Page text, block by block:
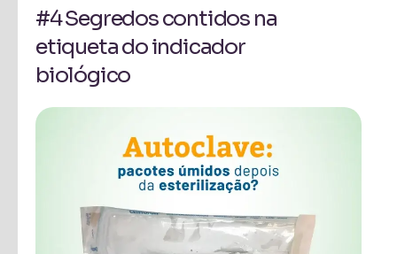
#4 Segredos contidos na
etiqueta do indicador
biológico